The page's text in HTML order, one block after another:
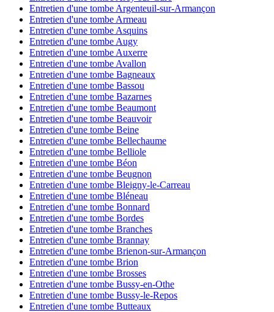
Entretien d'une tombe Argenteuil-sur-Armançon
Entretien d'une tombe Armeau
Entretien d'une tombe Asquins
Entretien d'une tombe Augy
Entretien d'une tombe Auxerre
Entretien d'une tombe Avallon
Entretien d'une tombe Bagneaux
Entretien d'une tombe Bassou
Entretien d'une tombe Bazarnes
Entretien d'une tombe Beaumont
Entretien d'une tombe Beauvoir
Entretien d'une tombe Beine
Entretien d'une tombe Bellechaume
Entretien d'une tombe Belliole
Entretien d'une tombe Béon
Entretien d'une tombe Beugnon
Entretien d'une tombe Bleigny-le-Carreau
Entretien d'une tombe Bléneau
Entretien d'une tombe Bonnard
Entretien d'une tombe Bordes
Entretien d'une tombe Branches
Entretien d'une tombe Brannay
Entretien d'une tombe Brienon-sur-Armançon
Entretien d'une tombe Brion
Entretien d'une tombe Brosses
Entretien d'une tombe Bussy-en-Othe
Entretien d'une tombe Bussy-le-Repos
Entretien d'une tombe Butteaux